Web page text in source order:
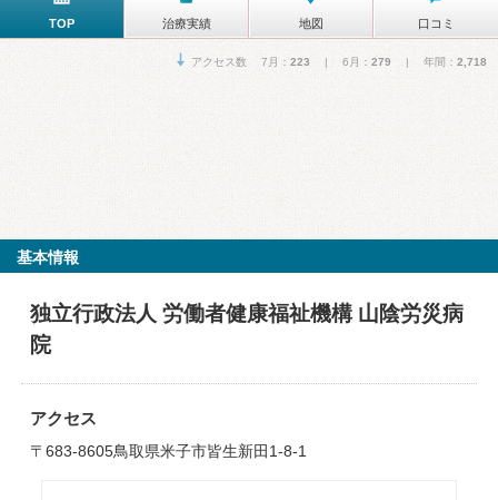
TOP 治療実績 地図 口コミ
アクセス数 7月： 223 | 6月： 279 | 年間： 2,718
基本情報
独立行政法人 労働者健康福祉機構 山陰労災病
院
アクセス
〒683-8605鳥取県米子市皆生新田1-8-1